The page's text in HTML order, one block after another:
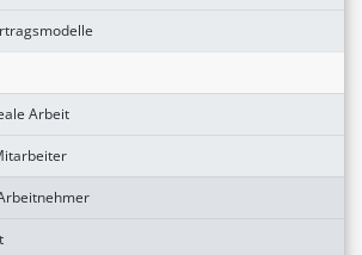
Arbeit